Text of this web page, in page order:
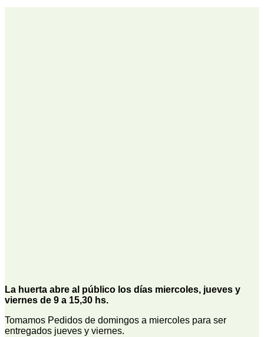
La huerta abre al público los días miercoles, jueves y
viernes de 9 a 15,30 hs.
Tomamos Pedidos de domingos a miercoles para ser
entregados jueves y viernes.